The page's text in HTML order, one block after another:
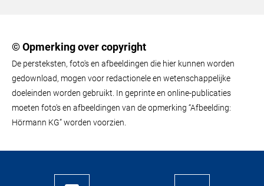
© Opmerking over copyright
De persteksten, foto's en afbeeldingen die hier kunnen worden
gedownload, mogen voor redactionele en wetenschappelijke
doeleinden worden gebruikt. In geprinte en online-publicaties
moeten foto's en afbeeldingen van de opmerking “Afbeelding:
Hörmann KG” worden voorzien.